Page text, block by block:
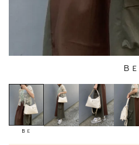
ＢＥ
ＢＥ